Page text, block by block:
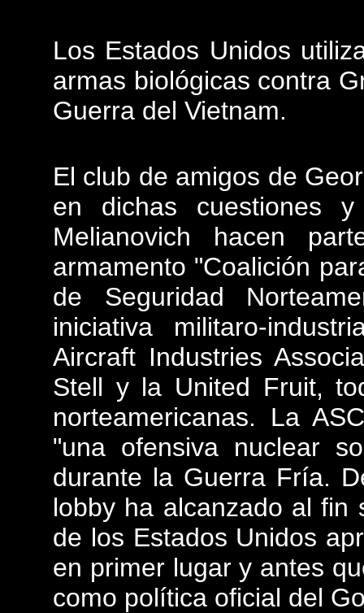
Los Estados Unidos
armas biológicas contra
Guerra del Vietnam.
El club de amigos de
en dichas cuestiones
Melianovich hacen
armamento "Coalición
de Seguridad
iniciativa militaro-
Aircraft Industries
Stell y la United Fruit,
norteamericanas. La
"una ofensiva nuclear
durante la Guerra Fría.
lobby ha alcanzado al fin
de los Estados Unidos
en primer lugar y antes
como política oficial del